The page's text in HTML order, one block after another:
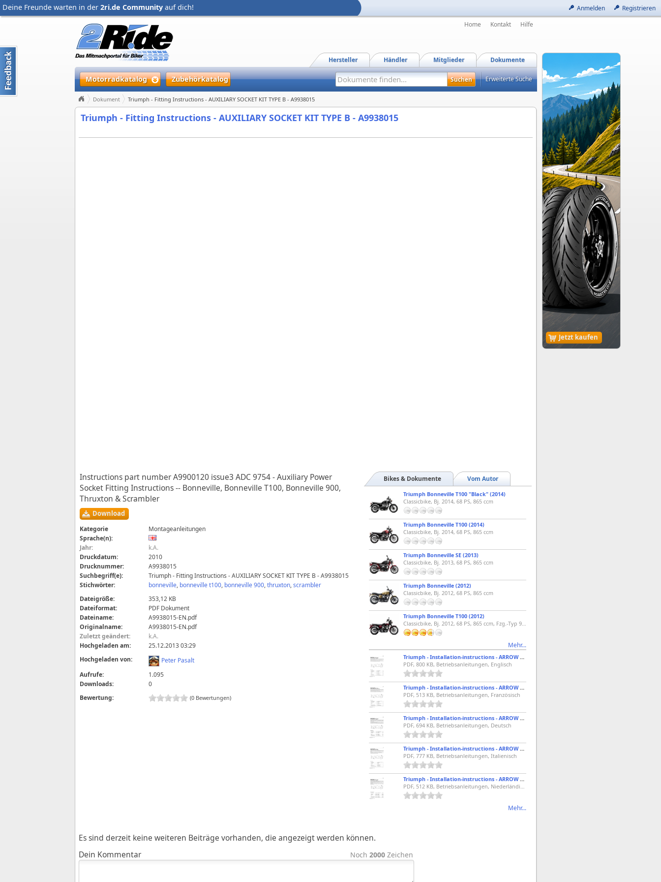
Anmelden Registrieren
Deine Freunde warten in der 2ri.de Community auf dich!
Jetzt kaufen
Home Kontakt Hilfe
Dokumente
Mitglieder
Händler
Hersteller
Motorradkatalog Zubehörkatalog Erweiterte Suche
Dokument Triumph - Fitting Instructions - AUXILIARY SOCKET KIT TYPE B - A9938015
Triumph - Fitting Instructions - AUXILIARY SOCKET KIT TYPE B - A9938015
Instructions part number A9900120 issue3 ADC 9754 - Auxiliary Power
Socket Fitting Instructions -- Bonneville, Bonneville T100, Bonneville 900,
Thruxton & Scrambler
Download
Kategorie
Montageanleitungen
Sprache(n):
Jahr:
k.A.
Druckdatum:
2010
Drucknummer:
A9938015
Suchbegriff(e):
Triumph - Fitting Instructions - AUXILIARY SOCKET KIT TYPE B - A9938015
Stichwörter:
bonneville, bonneville t100, bonneville 900,thruxton,scrambler
Dateigröße:
353,12 KB
Dateiformat:
PDF Dokument
Dateiname:
A9938015-EN.pdf
Originalname:
A9938015-EN.pdf
Zuletzt geändert:
k.A.
Hochgeladen am:
25.12.2013 03:29
Hochgeladen von:
Peter Pasalt
Aufrufe:
1.095
Downloads:
0
Bewertung:
(0 Bewertungen)
Vom Autor
Bikes & Dokumente
Triumph Bonneville T100 "Black" (2014)
Classicbike, Bj. 2014, 68 PS, 865 ccm
Triumph Bonneville T100 (2014)
Classicbike, Bj. 2014, 68 PS, 865 ccm
Triumph Bonneville SE (2013)
Classicbike, Bj. 2013, 68 PS, 865 ccm
Triumph Bonneville (2012)
Classicbike, Bj. 2012, 68 PS, 865 ccm
Triumph Bonneville T100 (2012)
Classicbike, Bj. 2012, 68 PS, 865 ccm, Fzg.-Typ 986MF
Mehr...
Triumph - Installation-instructions - ARROW 2:1 EXHAUST SYSTEM - Bonneville, Bonnev. T100 & Thruxton
PDF, 800 KB, Betriebsanleitungen, Englisch
Triumph - Installation-instructions - ARROW 2:1 EXHAUST SYSTEM - Bonneville, Bonnev. T100 & Thruxton
PDF, 513 KB, Betriebsanleitungen, Französisch
Triumph - Installation-instructions - ARROW 2:1 EXHAUST SYSTEM - Bonneville, Bonnev. T100 & Thruxton
PDF, 694 KB, Betriebsanleitungen, Deutsch
Triumph - Installation-instructions - ARROW 2:1 EXHAUST SYSTEM - Bonneville, Bonnev. T100 & Thruxton
PDF, 777 KB, Betriebsanleitungen, Italienisch
Triumph - Installation-instructions - ARROW 2:1 EXHAUST SYSTEM - Bonneville, Bonnev. T100 & Thruxton
PDF, 512 KB, Betriebsanleitungen, Niederländisch
Mehr...
Es sind derzeit keine weiteren Beiträge vorhanden, die angezeigt werden können.
Noch 2000 Zeichen
Dein Kommentar